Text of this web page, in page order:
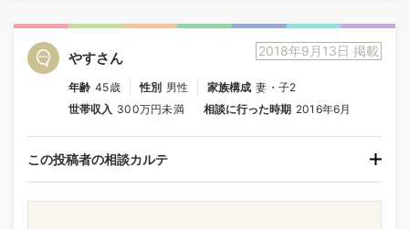
2018年9月13日 掲載
やすさん
年齢 45歳 性別 男性 家族構成 妻・子2
世帯収入 300万円未満 相談に行った時期 2016年6月
この投稿者の相談カルテ